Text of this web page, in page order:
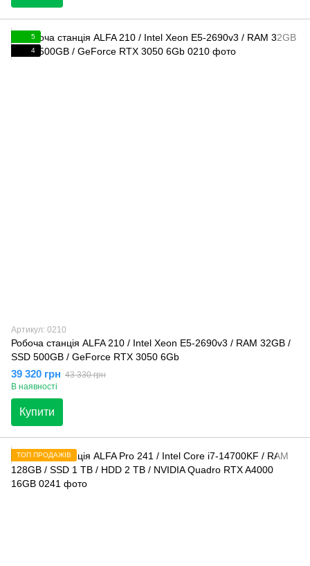
5
4
Артикул: 0210
Робоча станція ALFA 210 / Intel Xeon E5-2690v3 / RAM 32GB /
SSD 500GB / GeForce RTX 3050 6Gb
39 320 грн 43 330 грн
В наявності
Купити
ТОП ПРОДАЖІВ